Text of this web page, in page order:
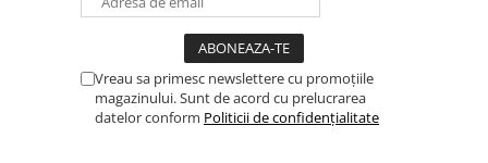
Acumulatori UPS
Accesorii
Frigidere portabile
Vreau sa primesc newslettere cu promoțiile
magazinului. Sunt de acord cu prelucrarea
datelor conform Politicii de confidențialitate